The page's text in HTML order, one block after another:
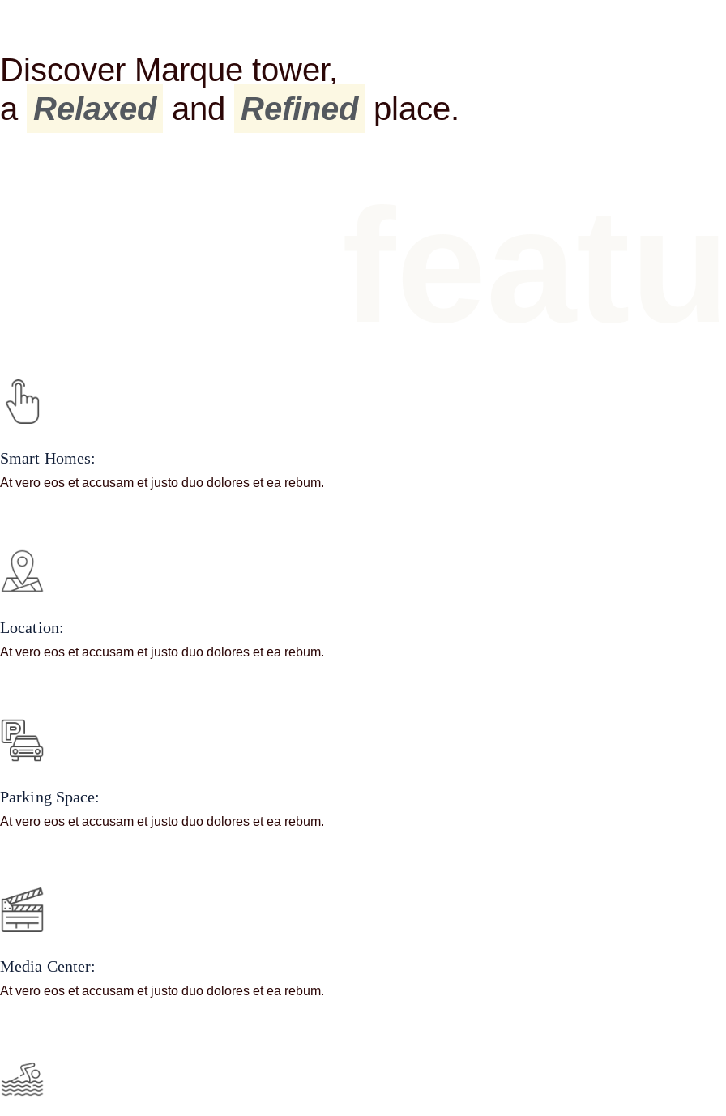
Discover Marque tower,
a Relaxed and Refined place.
Smart Homes:
At vero eos et accusam et justo duo dolores et ea rebum.
Location:
At vero eos et accusam et justo duo dolores et ea rebum.
Parking Space:
At vero eos et accusam et justo duo dolores et ea rebum.
Media Center:
At vero eos et accusam et justo duo dolores et ea rebum.